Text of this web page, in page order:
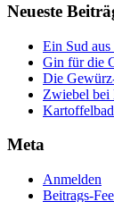
Neueste
Ein Sud
Gin für die
Die
Zwiebel bei
Meta
Anmelden
Beitrags-